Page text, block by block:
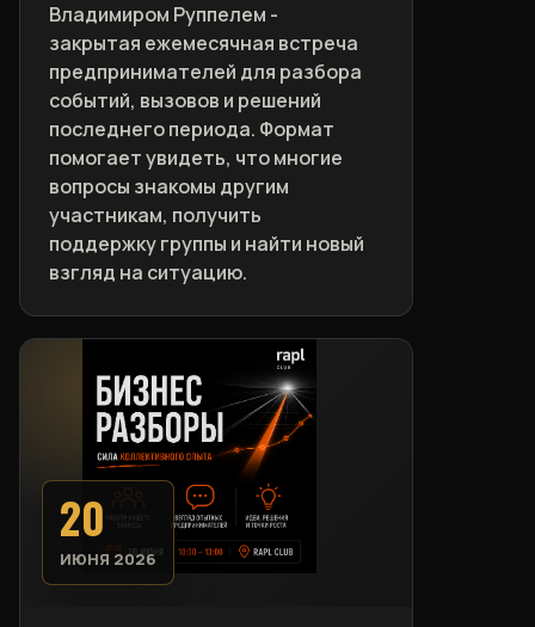
Владимиром Руппелем -
закрытая ежемесячная встреча
предпринимателей для разбора
событий, вызовов и решений
последнего периода. Формат
помогает увидеть, что многие
вопросы знакомы другим
участникам, получить
поддержку группы и найти новый
взгляд на ситуацию.
20
ИЮНЯ 2026